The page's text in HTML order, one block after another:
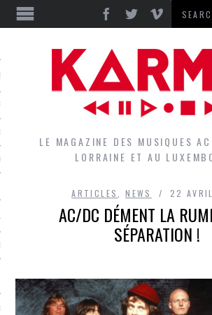
GROUPES DU LOCAL
LE MAGAZINE DES MUSIQUES
LORRAINE ET AU
ARTICLES ,NEWS 22
AC/DC DÉMENT LA
SÉPARATION !